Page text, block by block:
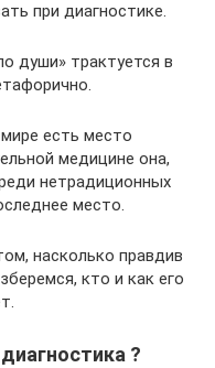
при диагностике.
души» трактуется в
есть место
медицине она,
нетрадиционных
место.
насколько правдив
кто и как его
?